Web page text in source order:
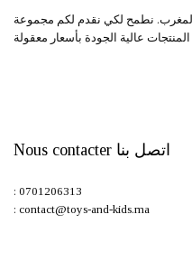
نطمح لكي نقدم لكم مجموعة
Nous contacter اتصل بنا
: 0701206313
: contact@toys-and-kids.ma